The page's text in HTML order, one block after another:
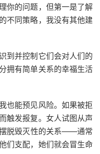
你的问题，但第一是了解
不同策略，我没有其他建
到并控制它们会对人们的
拥有简单关系的幸福生活
也能预见风险。如果被拒
触发报复。女人试图从声
脱毁灭性的关系——通常
们支配，她们就会冒生命